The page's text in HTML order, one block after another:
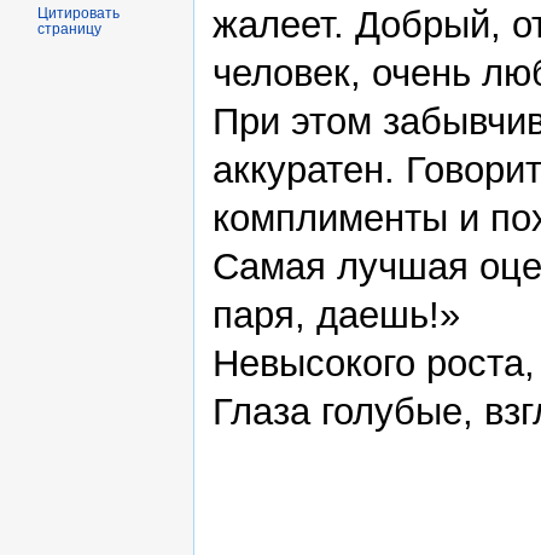
жалеет. Добрый,
человек, очень
При этом
аккуратен.
комплименты и
Самая лучшая
паря, даешь!»
Невысокого
Глаза голубые,
Цитировать
страницу